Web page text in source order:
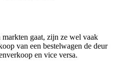
gaat, zijn ze wel vaak
van een bestelwagen de deur
en vice versa.